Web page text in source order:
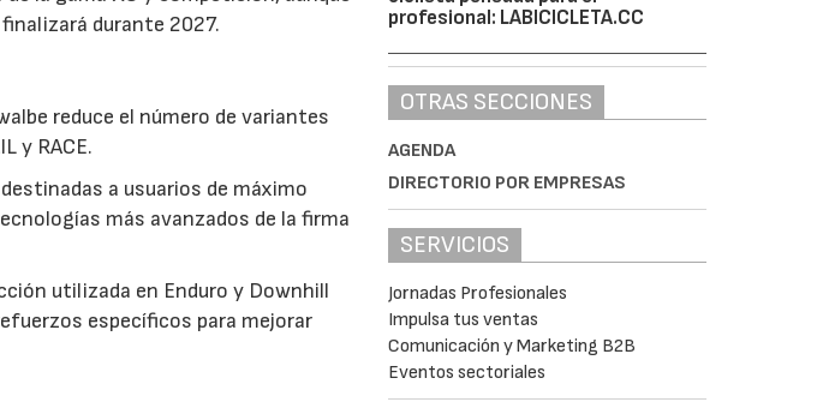
durante 2027.
reduce el número de variantes
y RACE.
a usuarios de máximo
más avanzados de la firma
utilizada en Enduro y Downhill
específicos para mejorar
profesional: LABICICLETA.CC
OTRAS SECCIONES
AGENDA
DIRECTORIO POR EMPRESAS
SERVICIOS
Jornadas Profesionales
Impulsa tus ventas
Comunicación y Marketing B2B
Eventos sectoriales